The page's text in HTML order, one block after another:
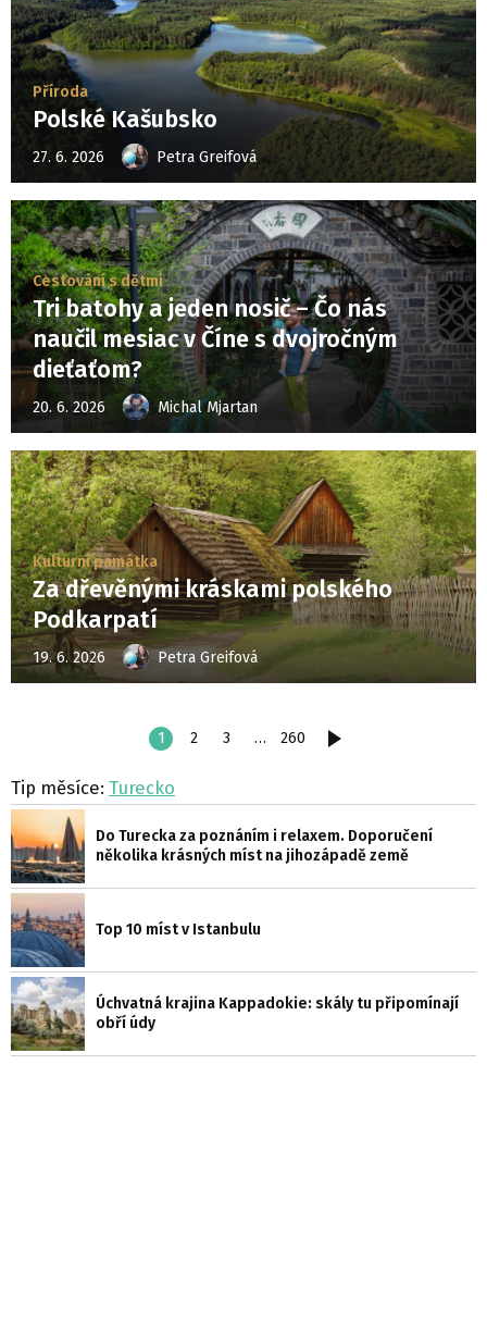
Příroda
Polské Kašubsko
27. 6. 2026 Petra Greifová
Cestování s dětmi
Tri batohy a jeden nosič – Čo nás
naučil mesiac v Číne s dvojročným
dieťaťom?
20. 6. 2026 Michal Mjartan
Kulturní památka
Za dřevěnými kráskami polského
Podkarpatí
19. 6. 2026 Petra Greifová
1 2 3 … 260
DALŠÍ
Tip měsíce: Turecko
Do Turecka za poznáním i relaxem. Doporučení
několika krásných míst na jihozápadě země
Top 10 míst v Istanbulu
Úchvatná krajina Kappadokie: skály tu připomínají
obří údy